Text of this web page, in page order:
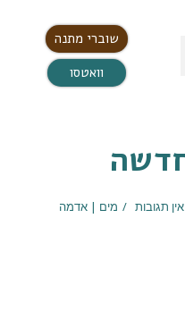
שוברי מתנה
וואטסו
אין תגובות מים | אדמה